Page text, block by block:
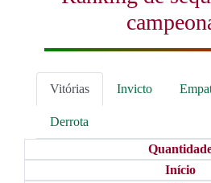
Vitórias Invicto
Derrota
Início